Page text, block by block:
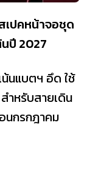
เปคหน้าจอชุด
ปี 2027
นแบตฯ อึด ใช้
ำหรับสายเดิน
นกรกฎาคม